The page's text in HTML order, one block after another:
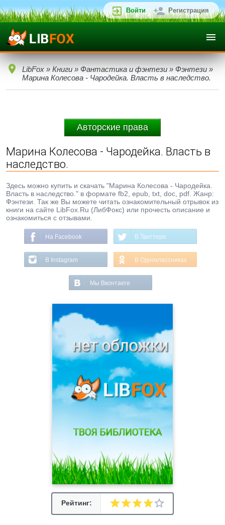
Войти Регистрация
LibFox » Книги » Фантастика и фэнтези » Фэнтези »
Марина Колесова - Чародейка. Власть в наследство.
Авторские права
Марина Колесова - Чародейка. Власть в
наследство.
Здесь можно купить и скачать "Марина Колесова - Чародейка.
Власть в наследство." в формате fb2, epub, txt, doc, pdf. Жанр:
Фэнтези. Так же Вы можете читать ознакомительный отрывок из
книги на сайте LibFox.Ru (ЛибФокс) или прочесть описание и
ознакомиться с отзывами.
На Facebook В Твиттере
В Instagram В Одноклассниках
Мы Вконтакте
Рейтинг: